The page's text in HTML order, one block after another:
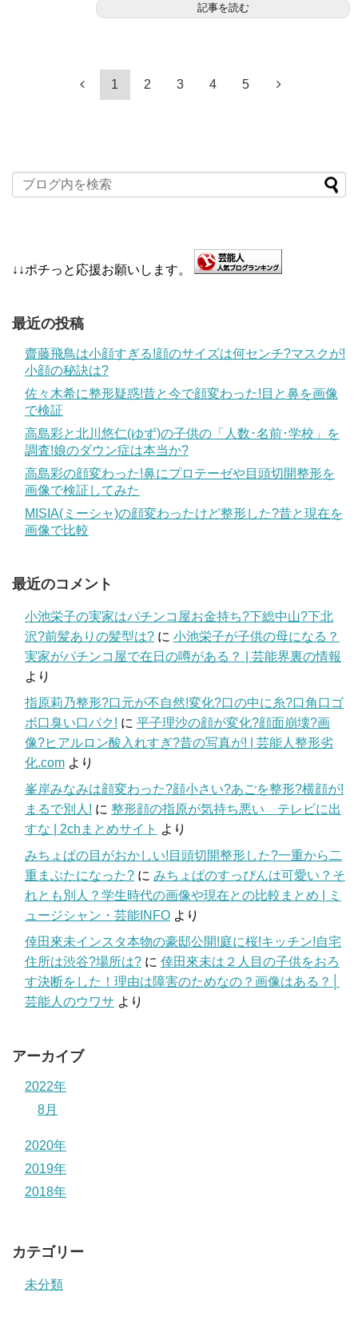
記事を読む
1 2 3 4 5
↓↓ポチっと応援お願いします。
最近の投稿
齋藤飛鳥は小顔すぎる!顔のサイズは何センチ?マスクが!
小顔の秘訣は?
佐々木希に整形疑惑!昔と今で顔変わった!目と鼻を画像
で検証
高島彩と北川悠仁(ゆず)の子供の「人数･名前･学校」を
調査!娘のダウン症は本当か?
高島彩の顔変わった!鼻にプロテーゼや目頭切開整形を
画像で検証してみた
MISIA(ミーシャ)の顔変わったけど整形した?昔と現在を
画像で比較
最近のコメント
小池栄子の実家はパチンコ屋お金持ち?下総中山?下北
沢?前髪ありの髪型は? に 小池栄子が子供の母になる？
実家がパチンコ屋で在日の噂がある？ | 芸能界裏の情報
より
指原莉乃整形?口元が不自然!変化?口の中に糸?口角口ゴ
ボ口臭い口パク! に 平子理沙の顔が変化?顔面崩壊?画
像?ヒアルロン酸入れすぎ?昔の写真が! | 芸能人整形劣
化.com より
峯岸みなみは顔変わった?顔小さい?あごを整形?横顔が!
まるで別人! に 整形顔の指原が気持ち悪い テレビに出
すな | 2chまとめサイト より
みちょぱの目がおかしい!目頭切開整形した?一重から二
重まぶたになった? に みちょぱのすっぴんは可愛い？そ
れとも別人？学生時代の画像や現在との比較まとめ | ミ
ュージシャン・芸能INFO より
倖田來未インスタ本物の豪邸公開!庭に桜!キッチン!自宅
住所は渋谷?場所は? に 倖田來未は２人目の子供をおろ
す決断をした！理由は障害のためなの？画像はある？│
芸能人のウワサ より
アーカイブ
2022年
8月
2020年
2019年
2018年
カテゴリー
未分類